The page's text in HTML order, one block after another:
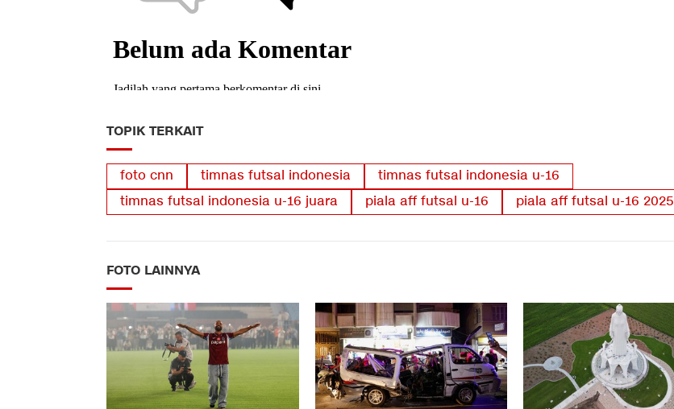
TOPIK TERKAIT
foto cnn timnas futsal indonesia
timnas futsal indonesia u-16
timnas futsal indonesia u-16 juara
piala aff futsal u-16 piala aff futsal u-16 2025
FOTO LAINNYA